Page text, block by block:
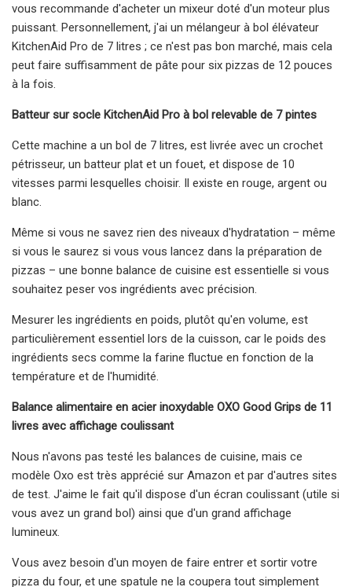
vous recommande d'acheter un mixeur doté d'un moteur plus
puissant. Personnellement, j'ai un mélangeur à bol élévateur
KitchenAid Pro de 7 litres ; ce n'est pas bon marché, mais cela
peut faire suffisamment de pâte pour six pizzas de 12 pouces
à la fois.
Batteur sur socle KitchenAid Pro à bol relevable de 7 pintes
Cette machine a un bol de 7 litres, est livrée avec un crochet
pétrisseur, un batteur plat et un fouet, et dispose de 10
vitesses parmi lesquelles choisir. Il existe en rouge, argent ou
blanc.
Même si vous ne savez rien des niveaux d'hydratation – même
si vous le saurez si vous vous lancez dans la préparation de
pizzas – une bonne balance de cuisine est essentielle si vous
souhaitez peser vos ingrédients avec précision.
Mesurer les ingrédients en poids, plutôt qu'en volume, est
particulièrement essentiel lors de la cuisson, car le poids des
ingrédients secs comme la farine fluctue en fonction de la
température et de l'humidité.
Balance alimentaire en acier inoxydable OXO Good Grips de 11
livres avec affichage coulissant
Nous n'avons pas testé les balances de cuisine, mais ce
modèle Oxo est très apprécié sur Amazon et par d'autres sites
de test. J'aime le fait qu'il dispose d'un écran coulissant (utile si
vous avez un grand bol) ainsi que d'un grand affichage
lumineux.
Vous avez besoin d'un moyen de faire entrer et sortir votre
pizza du four, et une spatule ne la coupera tout simplement